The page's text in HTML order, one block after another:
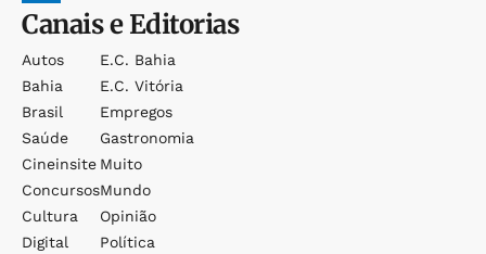
Canais e Editorias
Autos
Bahia
Brasil
Saúde
Cineinsite
Concursos
Cultura
Digital
E.c. Bahia
E.c. Vitória
Empregos
Gastronomia
Muito
Mundo
Opinião
Política